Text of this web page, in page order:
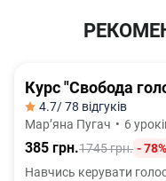
Курс "Свобода
4.7/ 78 відгуків
Марʼяна Пугач • 6
385 грн.1745 грн. - 78%
Навчись керувати